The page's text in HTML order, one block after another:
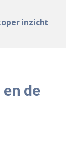
inzicht
de